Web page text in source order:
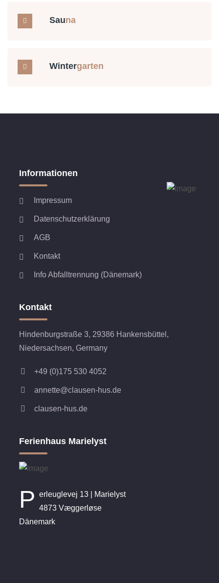
Sauna
Wintergarten
Informationen
Impressum
Datenschutzerklärung
AGB
Kontakt
Info Abfalltrennung (Dänemark)
Kontakt
Hindenburgstraße 3, 29386 Hankensbüttel,
Niedersachsen, Germany
+49 (0)175 530 4052
annette@clausen-hus.de
clausen-hus.de
Ferienhaus Marielyst
P erleuglevej 13 | Marielyst
4873 Væggerløse
Dänemark